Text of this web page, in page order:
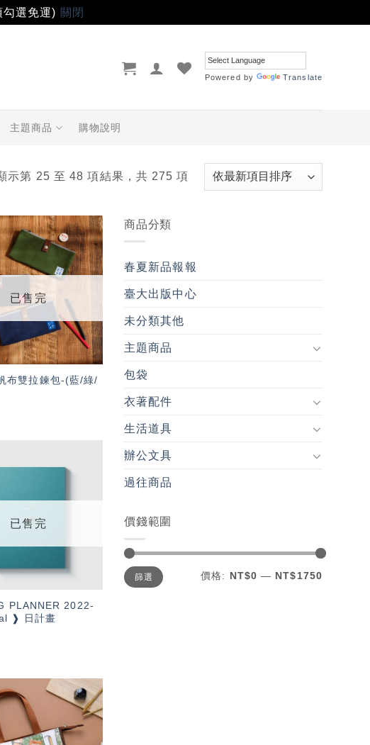
選免運) 關閉
Powered by Translate
主題商品 購物說明
示第 25 至 48 項結果，共 275 項
加入
「願
望輕
已售完
布雙拉鍊包-(藍/綠/
望輕
已售完
PLANNER 2022-
❱ 日計畫
加入
「願
望輕
商品分類
春夏新品報報
臺大出版中心
未分類其他
主題商品
包袋
衣著配件
生活道具
辦公文具
過往商品
價錢範圍
最
低
價
最
高
價
篩選 價格: NT$0 — NT$1750